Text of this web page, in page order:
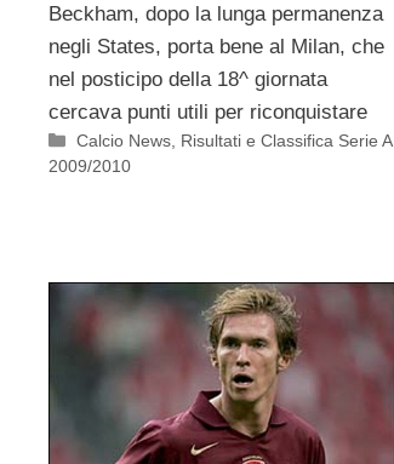
Beckham, dopo la lunga permanenza
negli States, porta bene al Milan, che
nel posticipo della 18^ giornata
cercava punti utili per riconquistare
Categorie
Calcio News Risultati e Classifica Serie A
2009/2010